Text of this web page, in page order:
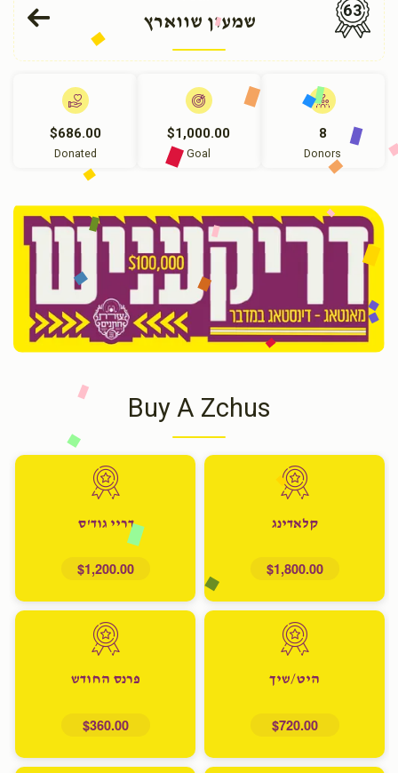
שמעון שווארץ
63
$686.00
Donated
$1,000.00
Goal
8
Donors
Buy A Zchus
קלאדינג
$1,800.00
דריי גוד'ס
$1,200.00
היט/שיך
$720.00
פרנס החודש
$360.00